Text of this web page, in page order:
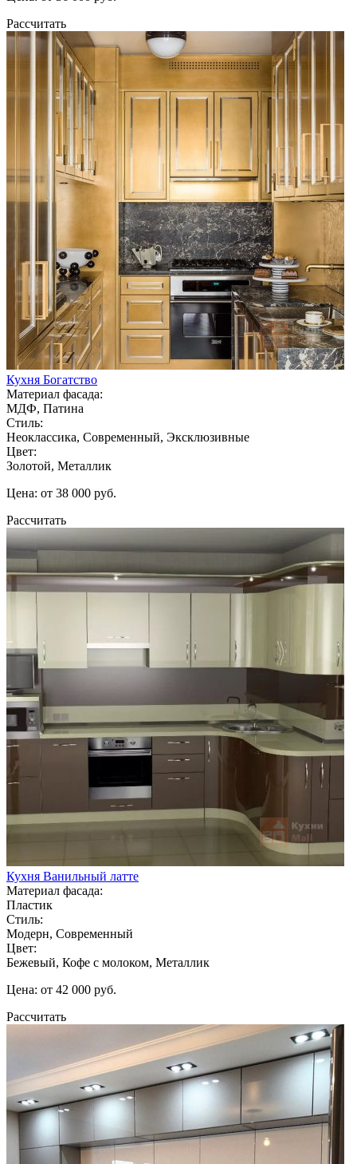
Рассчитать
Кухня Богатство
Материал фасада:
МДФ, Патина
Стиль:
Неоклассика, Современный, Эксклюзивные
Цвет:
Золотой, Металлик
Цена: от 38 000 руб.
Рассчитать
Кухня Ванильный латте
Материал фасада:
Пластик
Стиль:
Модерн, Современный
Цвет:
Бежевый, Кофе с молоком, Металлик
Цена: от 42 000 руб.
Рассчитать